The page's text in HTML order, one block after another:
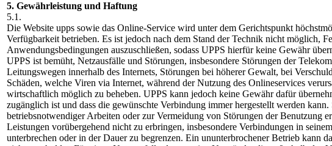
5. Gewährleistung und Haftung
5.1.
Die Website upps sowie das Online-Service wird unter dem Gerichtspunkt
Verfügbarkeit betrieben. Es ist jedoch nach dem Stand der Technik nicht möglich,
Anwendungsbedingungen auszuschließen, sodass UPPS hierfür keine Gewähr
UPPS ist bemüht, Netzausfälle und Störungen, insbesondere Störungen der
Leitungswegen innerhalb des Internets, Störungen bei höherer Gewalt, bei
Schäden, welche Viren via Internet, während der Nutzung des Onlineservices
wirtschaftlich möglich zu beheben. UPPS kann jedoch keine Gewähr dafür
zugänglich ist und dass die gewünschte Verbindung immer hergestellt werden
betriebsnotwendiger Arbeiten oder zur Vermeidung von Störungen der Benutzung
Leistungen vorübergehend nicht zu erbringen, insbesondere Verbindungen in
unterbrechen oder in der Dauer zu begrenzen. Ein ununterbrochener Betrieb kann